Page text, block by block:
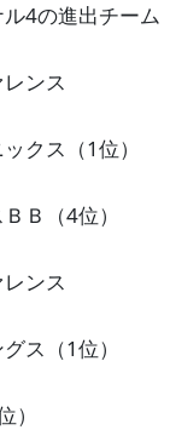
4の進出チーム
ンス
クス（1位）
Ｂ（4位）
ンス
ス（1位）